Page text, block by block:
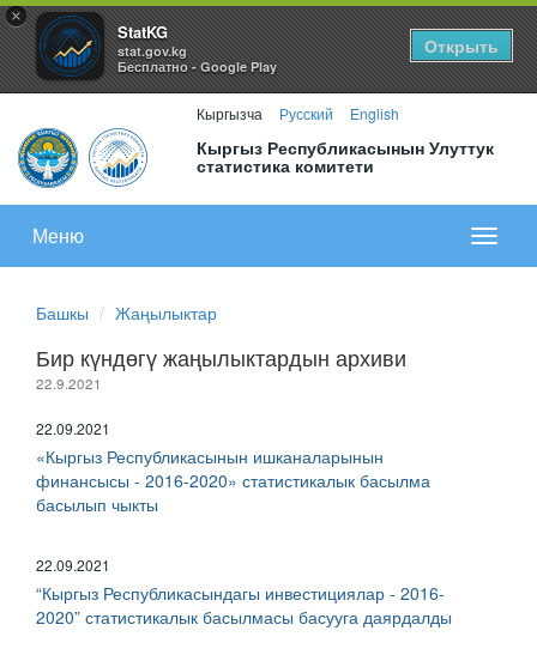
×
StatKG
stat.gov.kg
Бесплатно - Google Play
Открыть
Кыргызча Русский English
Кыргыз Республикасынын Улуттук
статистика комитети
меню
Меню
Башкы Жаңылыктар
Бир күндөгү жаңылыктардын архиви
22.9.2021
22.09.2021
«Кыргыз Республикасынын ишканаларынын
финансысы - 2016-2020» статистикалык басылма
басылып чыкты
22.09.2021
“Кыргыз Республикасындагы инвестициялар - 2016-
2020” статистикалык басылмасы басууга даярдалды